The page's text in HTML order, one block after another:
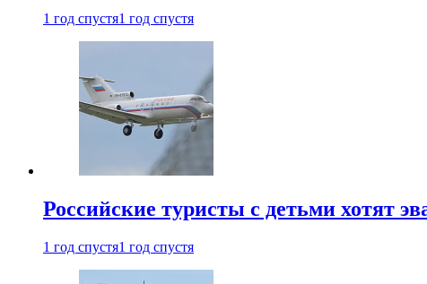
1 год спустя1 год спустя
Российские туристы с детьми хотят
1 год спустя1 год спустя